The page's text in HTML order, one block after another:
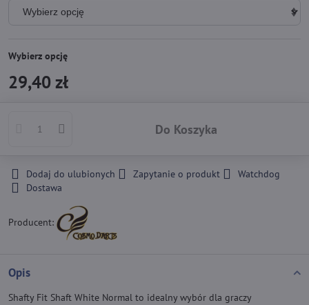
Wybierz opcję
29,40 zł
Do Koszyka
Dodaj do ulubionych Zapytanie o produkt
Watchdog
Dostawa
Producent:
Opis
Shafty Fit Shaft White Normal to idealny wybór dla graczy